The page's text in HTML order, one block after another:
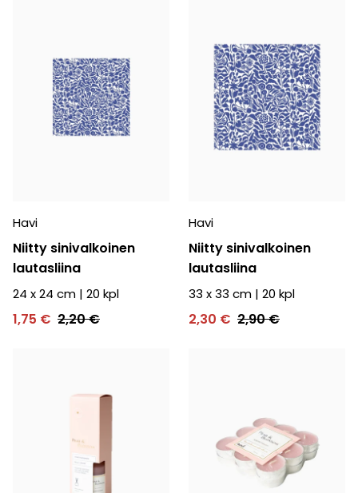
Havi
Niitty sinivalkoinen
lautasliina
24 x 24 cm | 20 kpl
1,75 € 2,20 €
Havi
Niitty sinivalkoinen
lautasliina
33 x 33 cm | 20 kpl
2,30 € 2,90 €